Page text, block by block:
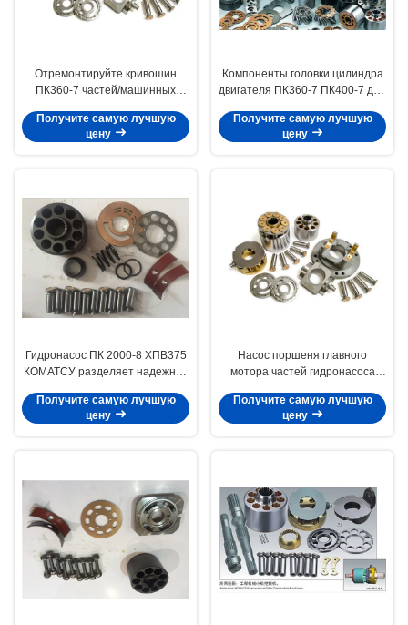
Отремонтируйте кривошин
ПК360-7 частей/машинных
Получите самую лучшую
цену
Компоненты головки цилиндра
двигателя ПК360-7 ПК400-7 для
Получите самую лучшую
цену
Гидронасос ПК 2000-8 ХПВ375
КОМАТСУ разделяет надежное
высокое
Получите самую лучшую
цену
Насос поршеня главного
мотора частей гидронасоса
гидравлический разделяет
Получите самую лучшую
цену